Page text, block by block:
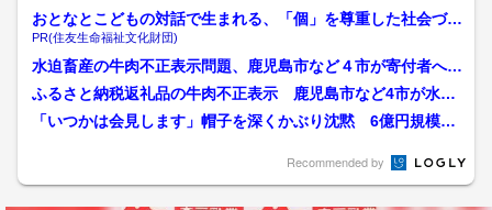
おとなとこどもの対話で生まれる、「個」を尊重した社会づく
り
PR(住友生命福祉文化財団)
水迫畜産の牛肉不正表示問題、鹿児島市など４市が寄付者への
補償案内を開始 新た...
ふるさと納税返礼品の牛肉不正表示 鹿児島市など4市が水迫
畜産に同等商品または金券...
「いつかは会見します」帽子を深くかぶり沈黙 6億円規模に
Recommended by